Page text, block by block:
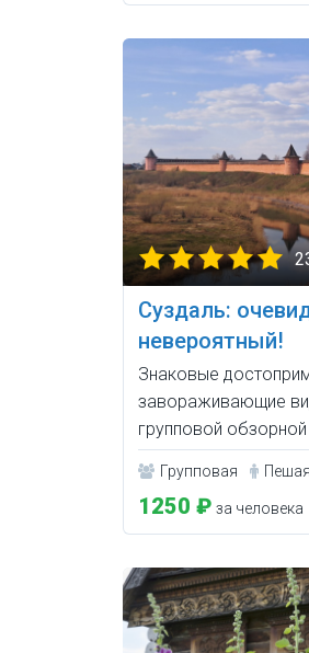
Суздаль:
невероятный!
Знаковые
завораживающие
групповой обзорной
Групповая Пешая
1250 ₽ за человека